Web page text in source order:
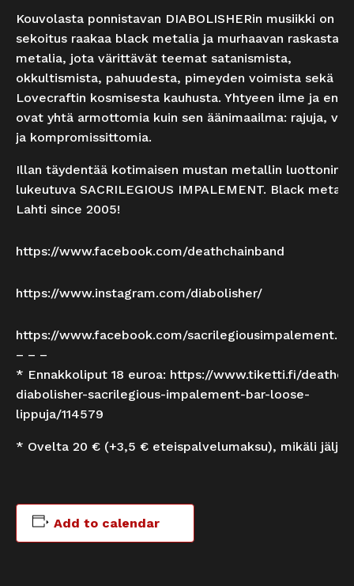
Kouvolasta ponnistavan DIABOLISHERin musiikki on
sekoitus raakaa black metalia ja murhaavan raskasta
metalia, jota värittävät teemat satanismista,
okkultismista, pahuudesta, pimeyden voimista sekä
Lovecraftin kosmisesta kauhusta. Yhtyeen ilme ja
ovat yhtä armottomia kuin sen äänimaailma: rajuja,
ja kompromissittomia.
Illan täydentää kotimaisen mustan metallin
lukeutuva SACRILEGIOUS IMPALEMENT. Black metal
Lahti since 2005!
https://www.facebook.com/deathchainband
https://www.instagram.com/diabolisher/
https://www.facebook.com/
– – –
* Ennakkoliput 18 euroa: https://www.tiketti.fi/
diabolisher-sacrilegious-impalement-bar-loose-
lippuja/114579
* Ovelta 20 € (+3,5 € eteispalvelumaksu), mikäli
Add to calendar